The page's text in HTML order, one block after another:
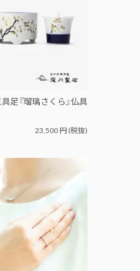
足『瑠璃さくら』仏具
23,500円(税抜)